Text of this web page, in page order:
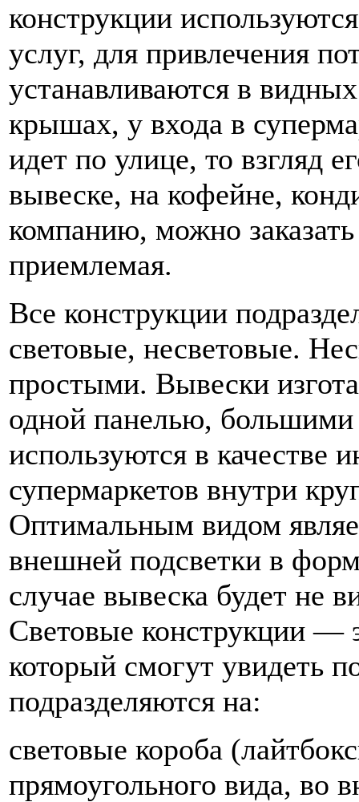
конструкции
услуг, для привлечения
устанавливаются в
крышах, у входа в
идет по улице, то взгляд
вывеске, на кофейне,
компанию, можно
приемлемая.
Все конструкции
световые, несветовые.
простыми. Вывески
одной панелью,
используются в качестве
супермаркетов внутри
Оптимальным видом
внешней подсветки в
случае вывеска будет не
Световые конструкции —
который смогут увидеть
подразделяются на:
световые короба
прямоугольного вида, во